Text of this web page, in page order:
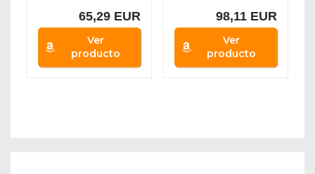
65,29 EUR
Ver
producto
98,11 EUR
Ver
producto